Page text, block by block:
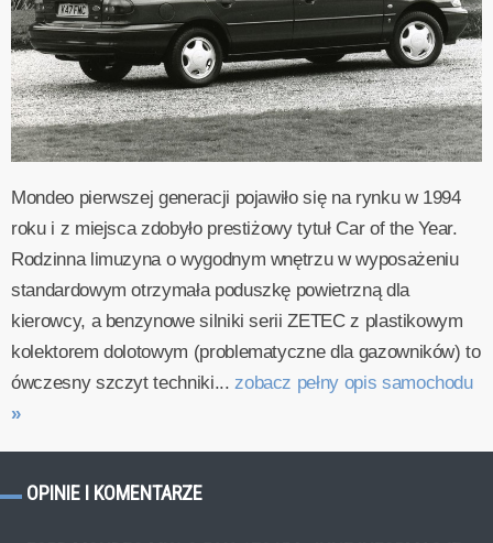
Mondeo pierwszej generacji pojawiło się na rynku w 1994
roku i z miejsca zdobyło prestiżowy tytuł Car of the Year.
Rodzinna limuzyna o wygodnym wnętrzu w wyposażeniu
standardowym otrzymała poduszkę powietrzną dla
kierowcy, a benzynowe silniki serii ZETEC z plastikowym
kolektorem dolotowym (problematyczne dla gazowników) to
ówczesny szczyt techniki...zobacz pełny opis samochodu
»
OPINIE I KOMENTARZE